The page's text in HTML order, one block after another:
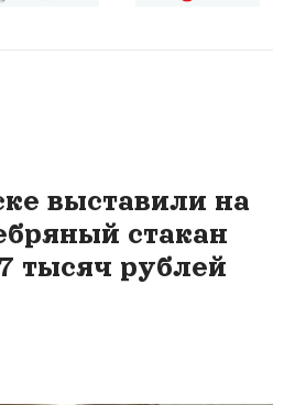
выставили на
стакан
тысяч рублей